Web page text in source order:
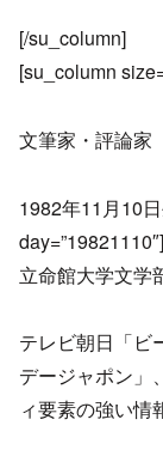
[/su_column]
[su_column
文筆家・評論家
1982年11月10
立命館大学文学
テレビ朝日「ビ
デージャポン」
ィ要素の強い情